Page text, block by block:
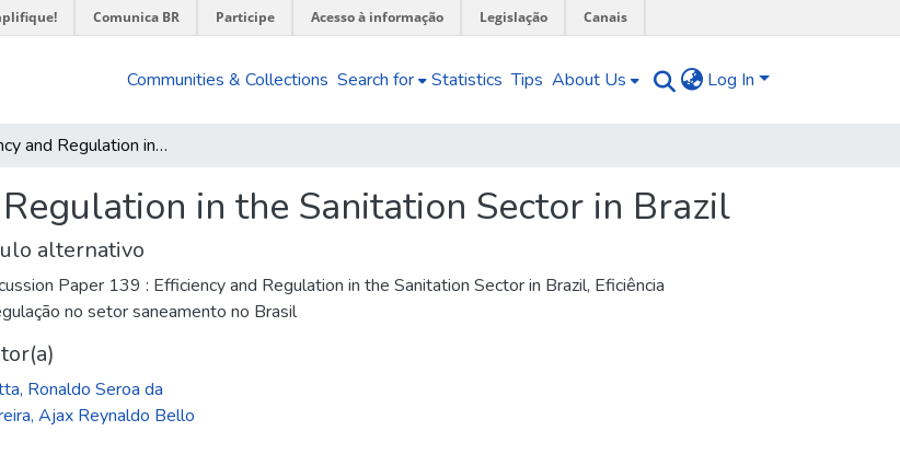
Comunica BR Participe Acesso à informação Legislação Canais
Communities & Collections Search for Statistics Tips About Us Log In
Efficiency and Regulation in the Sanitation Sector in Brazil
in the Sanitation Sector in Brazil
alternativo
Paper 139 : Efficiency and Regulation in the Sanitation Sector in Brazil, Eficiência
no setor saneamento no Brasil
Ronaldo Seroa da
Ajax Reynaldo Bello